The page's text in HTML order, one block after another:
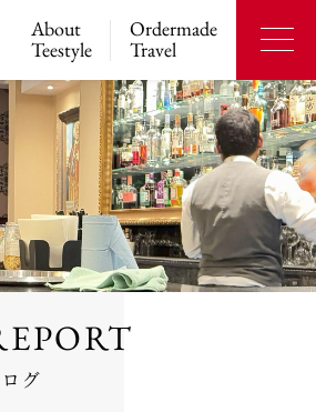
About
Teestyle
Ordermade
Travel
グ